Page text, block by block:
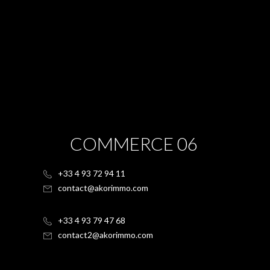
COMMERCE 06
+33 4 93 72 94 11
contact@akorimmo.com
+33 4 93 79 47 68
contact2@akorimmo.com